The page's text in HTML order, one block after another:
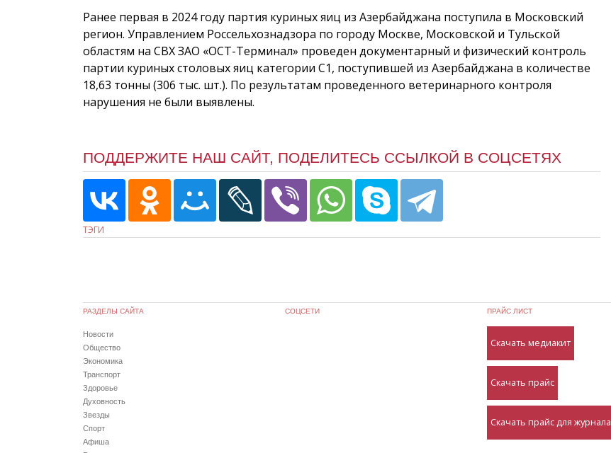
Ранее первая в 2024 году партия куриных яиц из Азербайджана поступила в Московский
регион. Управлением Россельхознадзора по городу Москве, Московской и Тульской
областям на СВХ ЗАО «ОСТ-Терминал» проведен документарный и физический контроль
партии куриных столовых яиц категории С1, поступившей из Азербайджана в количестве
18,63 тонны (306 тыс. шт.). По результатам проведенного ветеринарного контроля
нарушения не были выявлены.
ПОДДЕРЖИТЕ НАШ САЙТ, ПОДЕЛИТЕСЬ ССЫЛКОЙ В СОЦСЕТЯХ
ТЭГИ
РАЗДЕЛЫ САЙТА
Новости
Общество
Экономика
Транспорт
Здоровье
Духовность
Звезды
Спорт
Афиша
СОЦСЕТИ ПРАЙС ЛИСТ
Скачать медиакит
Скачать прайс
Скачать прайс для журнала